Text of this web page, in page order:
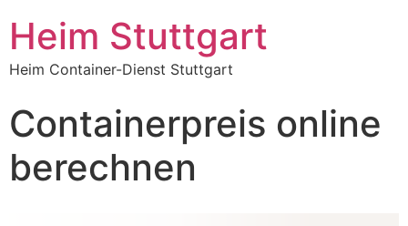
Heim Stuttgart
Heim Container-Dienst Stuttgart
Containerpreis online
berechnen